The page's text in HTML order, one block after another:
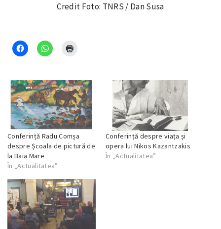
Credit Foto: TNRS / Dan Susa
Conferință Radu Comșa
despre Școala de pictură de
la Baia Mare
În „Actualitatea”
Conferință despre viața și
opera lui Nikos Kazantzakis
În „Actualitatea”